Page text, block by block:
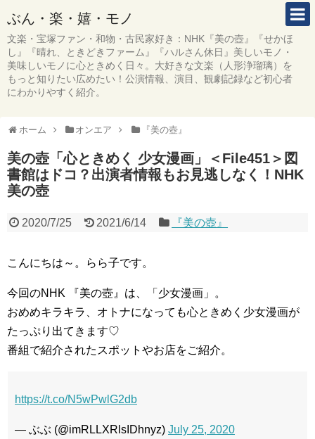
ぶん・楽・嬉・モノ
文楽・宝塚ファン・和物・古民家好き：NHK『美の壺』『せかほ
し』『晴れ、ときどきファーム』『ハルさん休日』美しいモノ・
美味しいモノに心ときめく日々。大好きな文楽（人形浄瑠璃）を
もっと知りたい広めたい！公演情報、演目、観劇記録など初心者
にわかりやすく紹介。
ホーム オンエア 『美の壺』
美の壺「心ときめく 少女漫画」＜File451＞図
書館はドコ？出演者情報もお見逃しなく！NHK
美の壺
2020/7/25 2021/6/14 『美の壺』
こんにちは～。らら子です。
今回のNHK 『美の壺』は、「少女漫画」。
おめめキラキラ、オトナになっても心ときめく少女漫画が
たっぷり出てきます♡
番組で紹介されたスポットやお店をご紹介。
https://t.co/N5wPwlG2db
— ぶぶ (@imRLLXRlsIDhnyz) July 25, 2020